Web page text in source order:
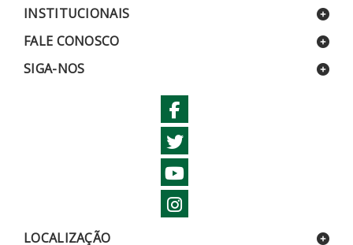
INSTITUCIONAIS
FALE CONOSCO
SIGA-NOS
LOCALIZAÇÃO